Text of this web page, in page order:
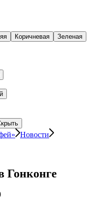
Коричневая Зеленая
Новости
Гонконге